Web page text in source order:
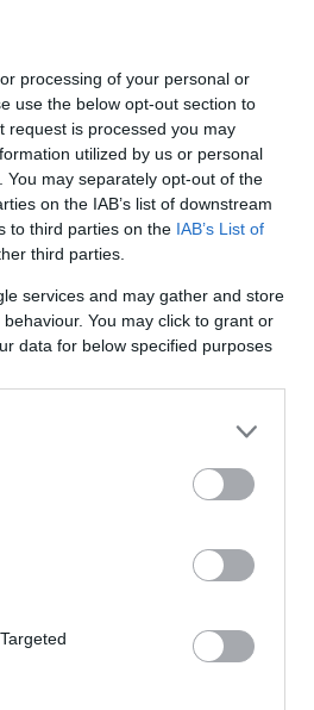
processing of your personal or
use the below opt-out section to
request is processed you may
utilized by us or personal
may separately opt-out of the
on the IAB’s list of downstream
to third parties on the IAB’s List of
third parties.
services and may gather and store
You may click to grant or
data for below specified purposes
hét a
EZT HALLGASD!
EGY
ÚJ BOB
ZENE
MA
DALRA!
A
DALRA A